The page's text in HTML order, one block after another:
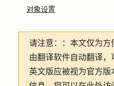
对象设置
请注意： ：本文仅为方
由翻译软件自动翻译
英文版应被视为官方